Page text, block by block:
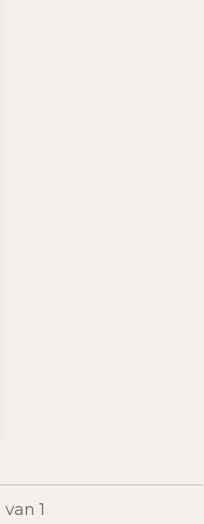
van1